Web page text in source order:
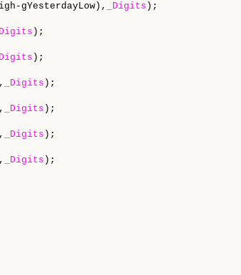
gYesterdayLow), _Digits );
);
);
_Digits );
_Digits );
_Digits );
_Digits );